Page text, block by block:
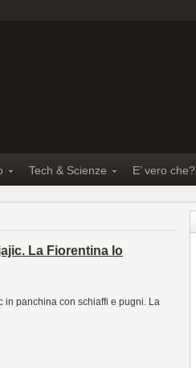
Tech & Scienze E’ vero che?
La Fiorentina lo
in panchina con schiaffi e pugni. La